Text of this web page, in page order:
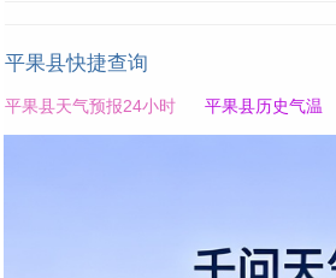
平果县快捷查询
平果县天气预报24小时 平果县历史气温